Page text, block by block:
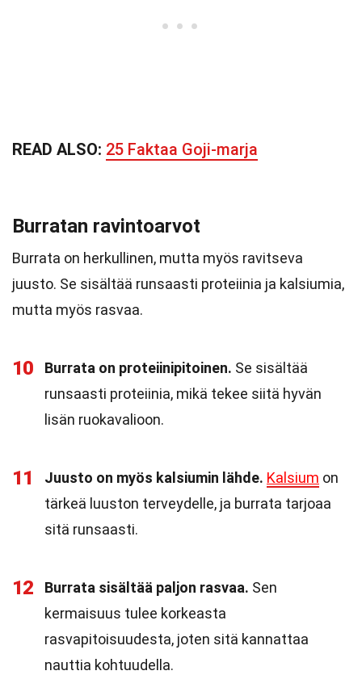
READ ALSO: 25 Faktaa Goji-marja
Burratan ravintoarvot
Burrata on herkullinen, mutta myös ravitseva
juusto. Se sisältää runsaasti proteiinia ja kalsiumia,
mutta myös rasvaa.
10 Burrata on proteiinipitoinen. Se sisältää
runsaasti proteiinia, mikä tekee siitä hyvän
lisän ruokavalioon.
11 Juusto on myös kalsiumin lähde. Kalsium on
tärkeä luuston terveydelle, ja burrata tarjoaa
sitä runsaasti.
12 Burrata sisältää paljon rasvaa. Sen
kermaisuus tulee korkeasta
rasvapitoisuudesta, joten sitä kannattaa
nauttia kohtuudella.